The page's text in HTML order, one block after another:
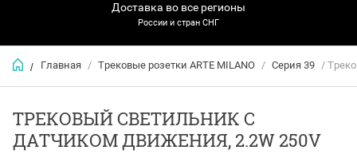
Доставка во все регионы
России и стран СНГ
/ Главная / Трековые розетки ARTE MILANO / Серия 39 /
ТРЕКОВЫЙ СВЕТИЛЬНИК С
ДАТЧИКОМ ДВИЖЕНИЯ, 2.2W 250V